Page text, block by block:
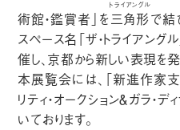
術館・鑑賞者」を三角形
トライアングル
で結
スペース名「ザ・トライアン
催し、京都から新しい表現を発
本展覧会には、「新進作家
リティ・オークション＆ガラ・
いております。